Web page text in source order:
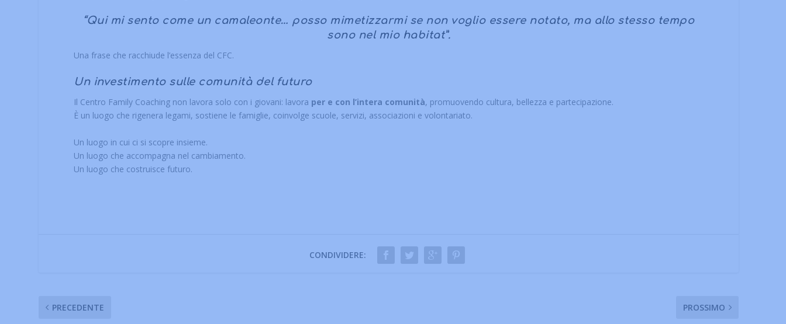
“Qui mi sento come un camaleonte… posso mimetizzarmi se non voglio essere notato, ma allo stesso tempo
sono nel mio habitat”.
Una frase che racchiude l’essenza del CFC.
Un investimento sulle comunità del futuro
Il Centro Family Coaching non lavora solo con i giovani: lavora per e con l’intera comunità, promuovendo cultura, bellezza e partecipazione.
È un luogo che rigenera legami, sostiene le famiglie, coinvolge scuole, servizi, associazioni e volontariato.
Un luogo in cui ci si scopre insieme.
Un luogo che accompagna nel cambiamento.
Un luogo che costruisce futuro.
CONDIVIDERE:
PRECEDENTE PROSSIMO